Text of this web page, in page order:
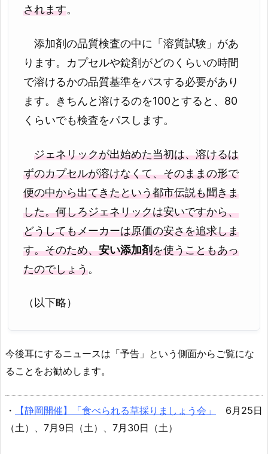
されます。
添加剤の品質検査の中に「溶質試験」があ
ります。カプセルや錠剤がどのくらいの時間
で溶けるかの品質基準をパスする必要があり
ます。きちんと溶けるのを100とすると、80
くらいでも検査をパスします。
ジェネリックが出始めた当初は、溶けるは
ずのカプセルが溶けなくて、そのままの形で
便の中から出てきたという都市伝説も聞きま
した。何しろジェネリックは安いですから、
どうしてもメーカーは原価の安さを追求しま
す。そのため、安い添加剤を使うこともあっ
たのでしょう。
（以下略）
今後耳にするニュースは「予告」という側面からご覧にな
ることをお勧めします。
・ 【静岡開催】「食べられる草採りましょう会」
6月25日
（土）、7月9日（土）、7月30日（土）